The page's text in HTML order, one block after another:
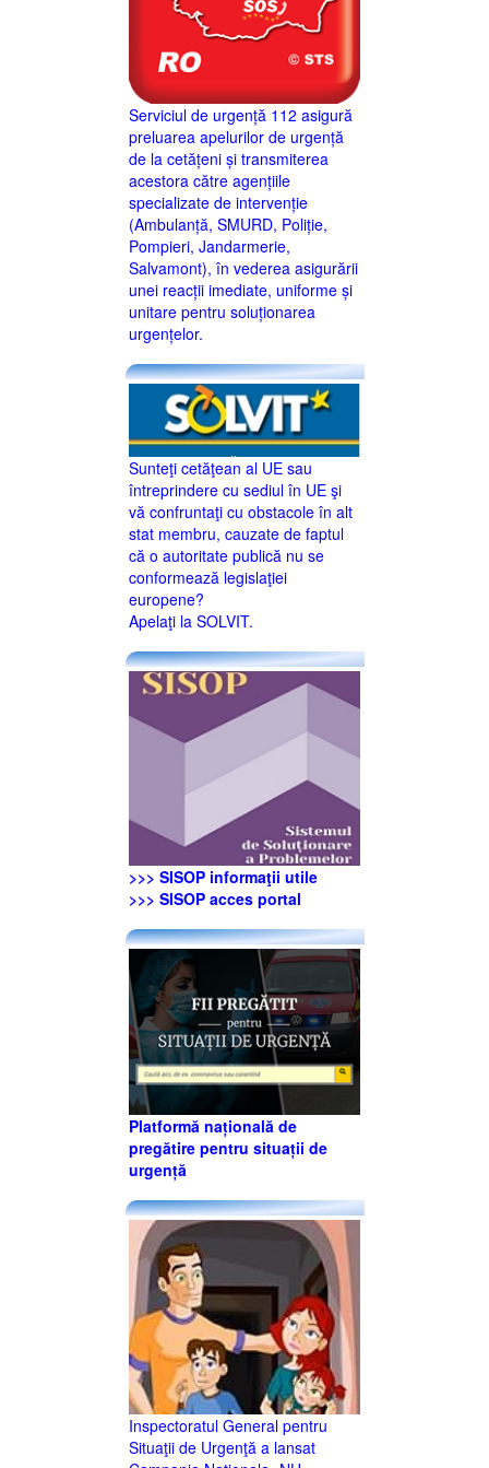
Serviciul de urgență 112 asigură
preluarea apelurilor de urgență
de la cetățeni și transmiterea
acestora către agențiile
specializate de intervenție
(Ambulanță, SMURD, Poliție,
Pompieri, Jandarmerie,
Salvamont), în vederea asigurării
unei reacții imediate, uniforme și
unitare pentru soluționarea
urgențelor.
Sunteţi cetăţean al UE sau
întreprindere cu sediul în UE şi
vă confruntaţi cu obstacole în alt
stat membru, cauzate de faptul
că o autoritate publică nu se
conformează legislaţiei
europene?
Apelaţi la SOLVIT.
>>> SISOP informaţii utile
>>> SISOP acces portal
Platformă națională de
pregătire pentru situații de
urgență
Inspectoratul General pentru
Situaţii de Urgenţă a lansat